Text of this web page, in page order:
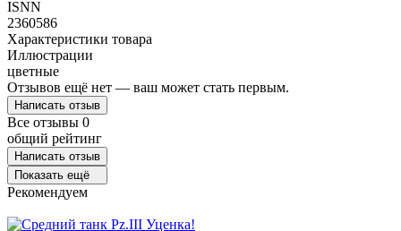
ISNN
2360586
Характеристики товара
Иллюстрации
цветные
Отзывов ещё нет — ваш может стать первым.
Написать отзыв
Все отзывы 0
общий рейтинг
Написать отзыв
Показать ещё
Рекомендуем